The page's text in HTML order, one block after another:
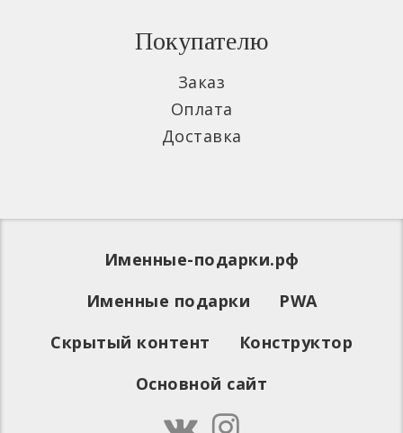
Покупателю
Заказ
Оплата
Доставка
Именные-подарки.рф
Именные подарки
PWA
Скрытый контент
Конструктор
Основной сайт